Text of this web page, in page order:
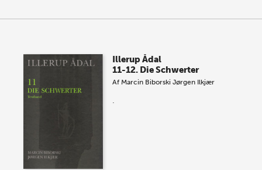
Illerup Ådal
11-12. Die Schwerter
Af Marcin Biborski Jørgen Ilkjær
.